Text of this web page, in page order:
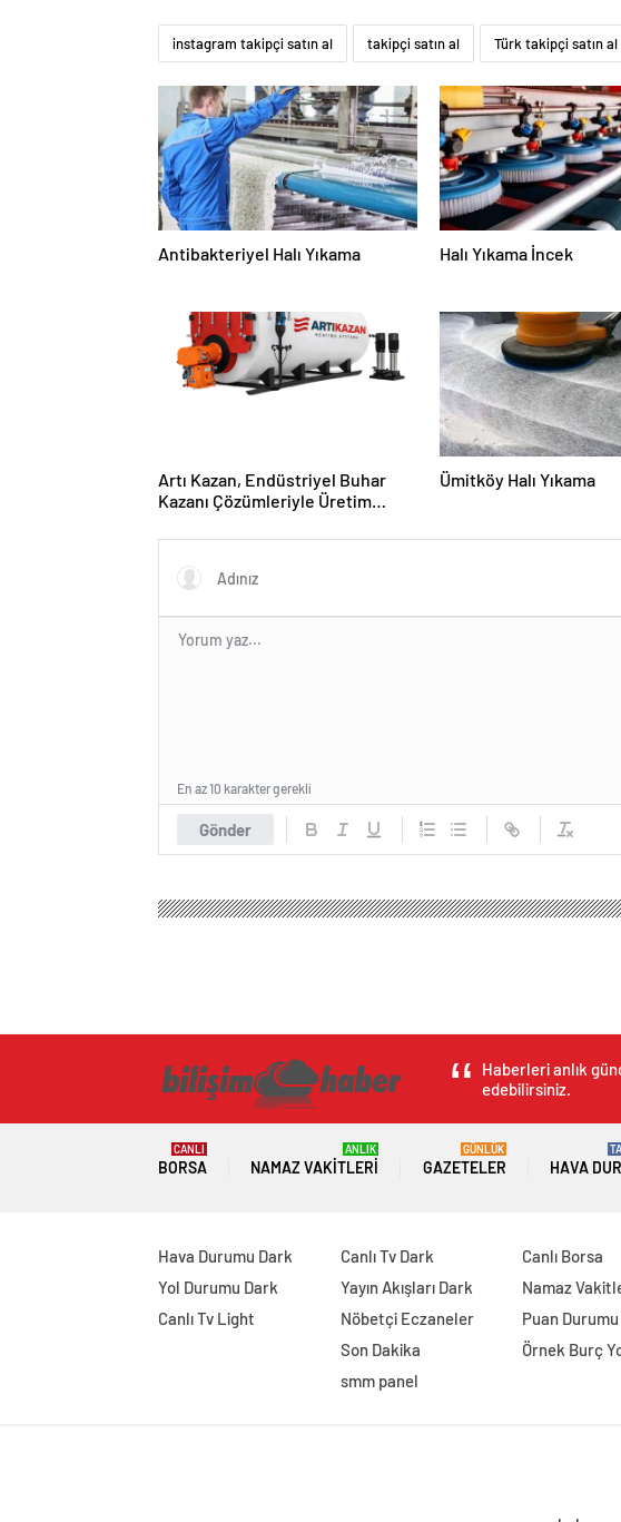
instagram takipçi satın al takipçi satın al Türk takipçi satın al
Antibakteriyel Halı Yıkama Halı Yıkama İncek
Artı Kazan, Endüstriyel Buhar
Kazanı Çözümleriyle Üretim
Sunuyor
Ümitköy Halı Yıkama
Gönder
En az 10 karakter gerekli
Haberleri anlık
edebilirsiniz.
BORSA
CANLI
NAMAZ VAKITLERI
ANLIK
GAZETELER
GÜNLÜK
HAVA
Hava Durumu Dark
Yol Durumu Dark
Canlı Tv Light
Canlı Tv Dark
Yayın Akışları Dark
Nöbetçi Eczaneler
Son Dakika
smm panel
Canlı Borsa
Namaz
Puan Durumu
Örnek Burç